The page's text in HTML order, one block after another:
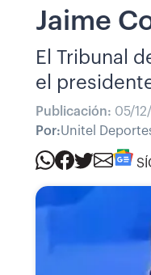
Jaime
El Tribunal
el
Publicación: 05/
Por:Unitel